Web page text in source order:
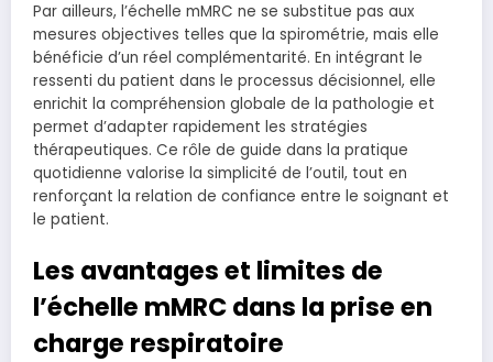
Par ailleurs, l’échelle mMRC ne se substitue pas aux
mesures objectives telles que la spirométrie, mais elle
bénéficie d’un réel complémentarité. En intégrant le
ressenti du patient dans le processus décisionnel, elle
enrichit la compréhension globale de la pathologie et
permet d’adapter rapidement les stratégies
thérapeutiques. Ce rôle de guide dans la pratique
quotidienne valorise la simplicité de l’outil, tout en
renforçant la relation de confiance entre le soignant et
le patient.
Les avantages et limites de
l’échelle mMRC dans la prise en
charge respiratoire